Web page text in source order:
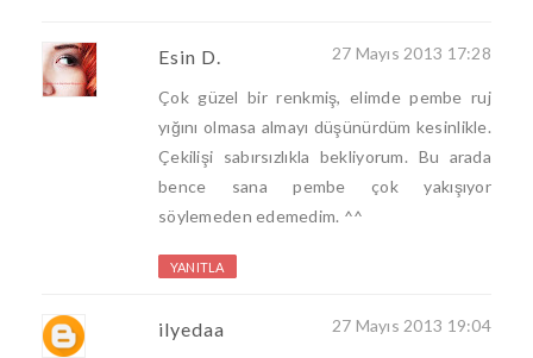
Esin D. 27 Mayıs 2013 17:28
Çok güzel bir renkmiş, elimde pembe ruj
yığını olmasa almayı düşünürdüm kesinlikle.
Çekilişi sabırsızlıkla bekliyorum. Bu arada
bence sana pembe çok yakışıyor
söylemeden edemedim. ^^
YANITLA
ilyedaa 27 Mayıs 2013 19:04